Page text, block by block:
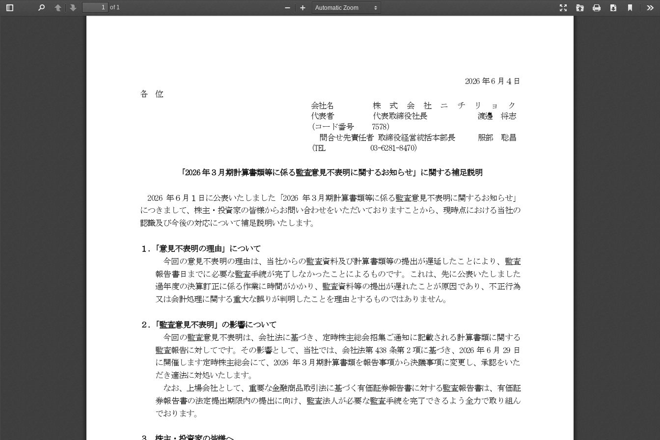
Toggle
PreviousNext
of 1
Presentation
Open Print Download
Current
Zoom
Zoom
2026 年6 月４日
各
位
会社名
株式会社ニ チリョク
代表者
代表取締役社長 渡邊
将志
（コード番号
7578）
問合せ先責任者 取締役経営統括本部長 服部
聡昌
（TEL
  03-6281  -8470
）
「2026 年３月期計算書類等に係る監査意見不表明に関するお知らせ」に関する補足説明
2026 年６月１日に公表いたしました「2026 年３月期計算書類等に係る監査意見不表明に関するお知らせ」
につきまして、株主・投資家の皆様からお問い合わせをいただいておりますことから、現時点における当社の
認識及び今後の対応について補足説明いたします。
１． 「意見不表明の理由 」 について
今回の意見不表明の理由は、当社からの監査資料及び計算書類等の提出が遅延したことにより、監査
報告書日までに必要な監査手続が完了しなかったことによるものです。
これは、先に公表いたしました
過年度の決算訂正に係る作業に時間がかかり、監査資料等の提出が遅れたことが原因であり、不正行為
又は会計処理に関する重大な誤りが判明したことを理由とするものではありません。
２ ． 「監査意見不表明」の影響について
今回の監査意見不表明は、 会社法に基づき、定時株主総会招集ご通知に記載される計算書類に関する
監査報告に対してです。その影響として、当社では、会社法第 438 条第 2 項に基づき、 2026 年 6 月 29 日
に開催します定時株主総会にて、 2026 年３月期計算書類を報告事項から決議事項に変更し、承認をいた
だき適法に対処いたします。
なお、上場会社として、重要な金融商品取引法に基づく有価証券報告書に対する監査報告書は、有価証
券報告書の法定提出期限内の提出に向け、監査法人が必要な監査手続を完了できるよう全力で取り組ん
でおります。